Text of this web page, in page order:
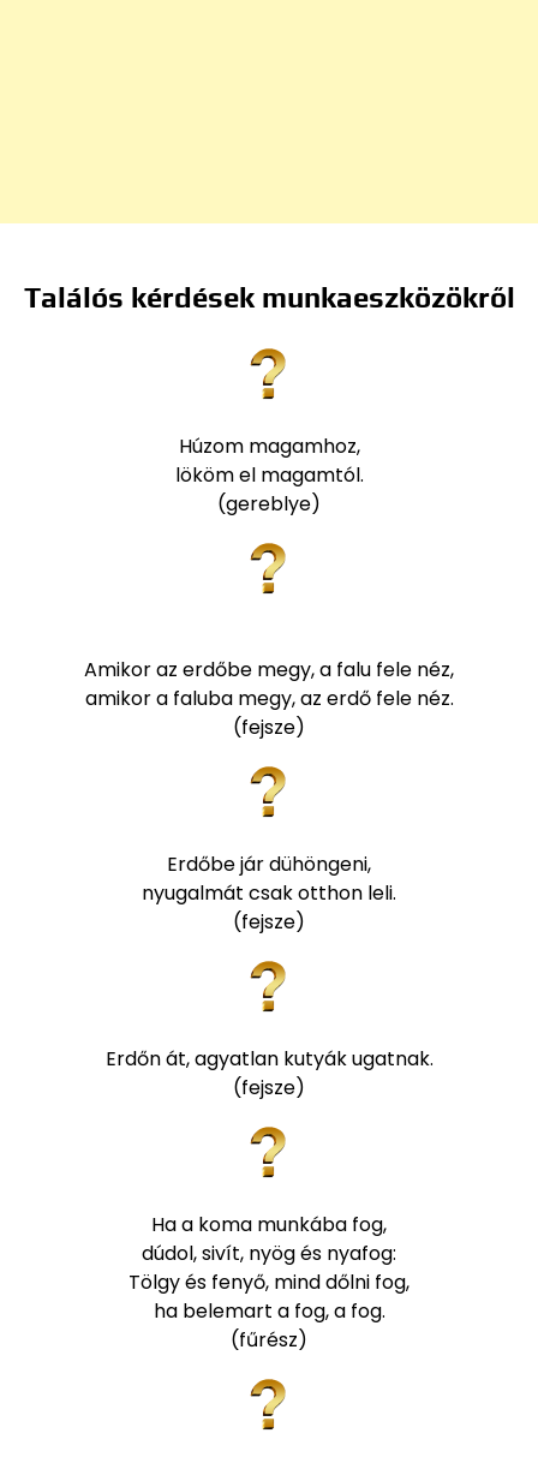
Találós kérdések munkaeszközökről
Húzom magamhoz,
lököm el magamtól.
(gereblye)
Amikor az erdőbe megy, a falu fele néz,
amikor a faluba megy, az erdő fele néz.
(fejsze)
Erdőbe jár dühöngeni,
nyugalmát csak otthon leli.
(fejsze)
Erdőn át, agyatlan kutyák ugatnak.
(fejsze)
Ha a koma munkába fog,
dúdol, sivít, nyög és nyafog:
Tölgy és fenyő, mind dőlni fog,
ha belemart a fog, a fog.
(fűrész)